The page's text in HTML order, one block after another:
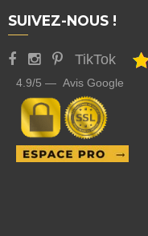
SUIVEZ-NOUS !
TikTok
4.9/5 — Avis Google